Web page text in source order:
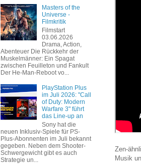
Zen-
Musik
Masters of the
Universe -
Filmkritik
Filmstart
03.06.2026
Drama, Action,
Abenteuer Die Rückkehr der
Muskelmänner: Ein Spagat
zwischen Feuilleton und Fankult
Der He-Man-Reboot vo...
PlayStation Plus
im Juli 2026: "Call
of Duty: Modern
Warfare 3" führt
das Line-up an
Sony hat die
neuen Inklusiv-Spiele für PS-
Plus-Abonnenten im Juli bekannt
gegeben. Neben dem Shooter-
Schwergewicht gibt es auch
Strategie un...